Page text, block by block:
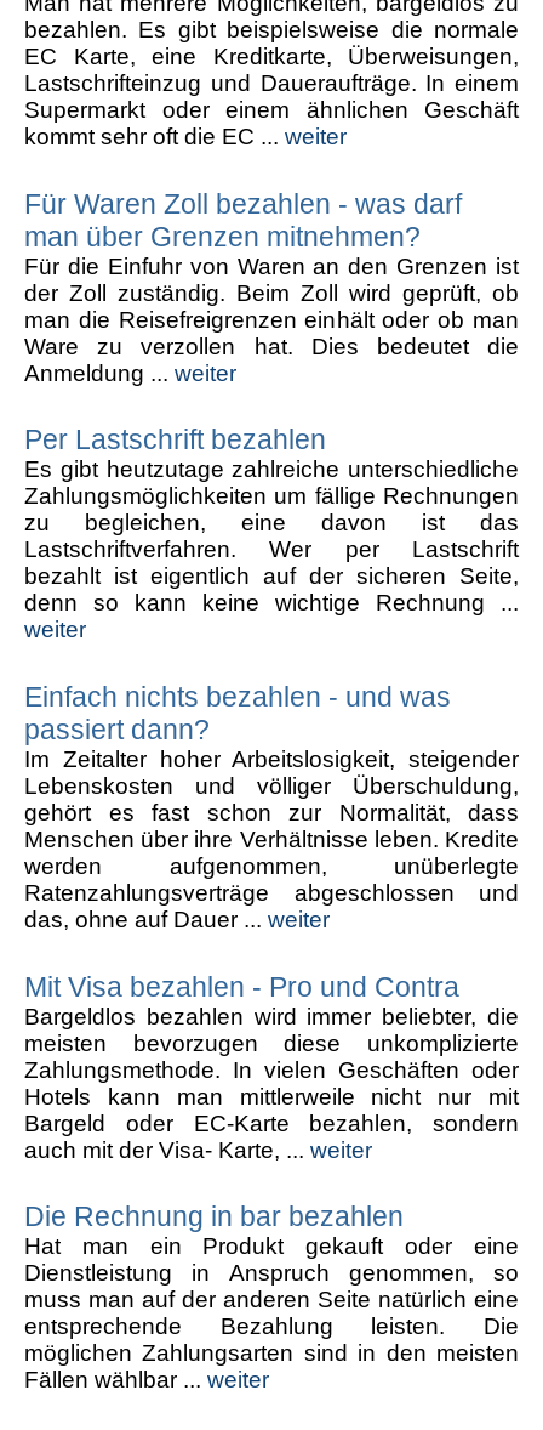
bezahlen. Es gibt beispielsweise die normale
EC Karte, eine Kreditkarte, Überweisungen,
Lastschrifteinzug und Daueraufträge. In einem
Supermarkt oder einem ähnlichen Geschäft
kommt sehr oft die EC ... weiter
Für Waren Zoll bezahlen - was darf
man über Grenzen mitnehmen?
Für die Einfuhr von Waren an den Grenzen ist
der Zoll zuständig. Beim Zoll wird geprüft, ob
man die Reisefreigrenzen einhält oder ob man
Ware zu verzollen hat. Dies bedeutet die
Anmeldung ... weiter
Per Lastschrift bezahlen
Es gibt heutzutage zahlreiche unterschiedliche
Zahlungsmöglichkeiten um fällige Rechnungen
zu begleichen, eine davon ist das
Lastschriftverfahren. Wer per Lastschrift
bezahlt ist eigentlich auf der sicheren Seite,
denn so kann keine wichtige Rechnung ...
weiter
Einfach nichts bezahlen - und was
passiert dann?
Im Zeitalter hoher Arbeitslosigkeit, steigender
Lebenskosten und völliger Überschuldung,
gehört es fast schon zur Normalität, dass
Menschen über ihre Verhältnisse leben. Kredite
werden aufgenommen, unüberlegte
Ratenzahlungsverträge abgeschlossen und
das, ohne auf Dauer ... weiter
Mit Visa bezahlen - Pro und Contra
Bargeldlos bezahlen wird immer beliebter, die
meisten bevorzugen diese unkomplizierte
Zahlungsmethode. In vielen Geschäften oder
Hotels kann man mittlerweile nicht nur mit
Bargeld oder EC-Karte bezahlen, sondern
auch mit der Visa- Karte, ... weiter
Die Rechnung in bar bezahlen
Hat man ein Produkt gekauft oder eine
Dienstleistung in Anspruch genommen, so
muss man auf der anderen Seite natürlich eine
entsprechende Bezahlung leisten. Die
möglichen Zahlungsarten sind in den meisten
Fällen wählbar ... weiter